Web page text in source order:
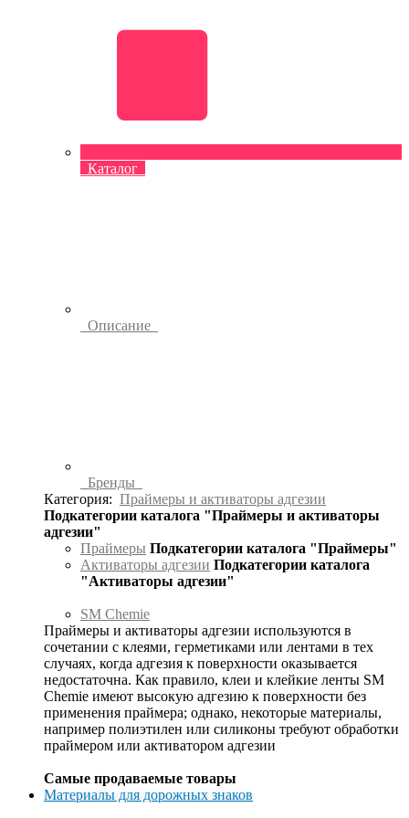
Каталог
Описание
Бренды
Категория: Праймеры и активаторы адгезии
Подкатегории каталога "Праймеры и активаторы
адгезии"
Праймеры Подкатегории каталога "Праймеры"
Активаторы адгезии Подкатегории каталога
"Активаторы адгезии"
SM Chemie
Праймеры и активаторы адгезии используются в
сочетании с клеями, герметиками или лентами в тех
случаях, когда адгезия к поверхности оказывается
недостаточна. Как правило, клеи и клейкие ленты SM
Chemie имеют высокую адгезию к поверхности без
применения праймера; однако, некоторые материалы,
например полиэтилен или силиконы требуют обработки
праймером или активатором адгезии
Самые продаваемые товары
Материалы для дорожных знаков